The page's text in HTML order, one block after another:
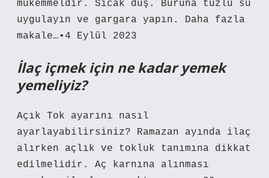
mükemmeldir. Sıcak duş. Buruna tuzlu su
uygulayın ve gargara yapın. Daha fazla
makale…•4 Eylül 2023
İlaç içmek için ne kadar yemek
yemeliyiz?
Açık Tok ayarını nasıl
ayarlayabilirsiniz? Ramazan ayında ilaç
alırken açlık ve tokluk tanımına dikkat
edilmelidir. Aç karnına alınması